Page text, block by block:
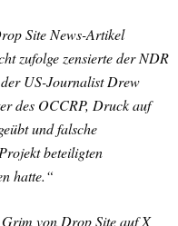
Site News-Artikel
zufolge zensierte der NDR
US-Journalist Drew
des OCCRP, Druck auf
und falsche
beteiligten
hatte.“
von Drop Site auf X